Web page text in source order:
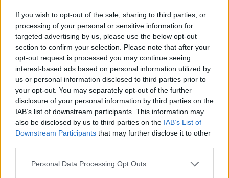
If you wish to opt-out of the sale, sharing to third parties, or
processing of your personal or sensitive information for
targeted advertising by us, please use the below opt-out
section to confirm your selection. Please note that after your
opt-out request is processed you may continue seeing
interest-based ads based on personal information utilized by
us or personal information disclosed to third parties prior to
your opt-out. You may separately opt-out of the further
disclosure of your personal information by third parties on the
IAB’s list of downstream participants. This information may
also be disclosed by us to third parties on the IAB’s List of
Downstream Participants that may further disclose it to other
Personal Data Processing Opt Outs
Komentáře
TAGY Dopravní hřiště odložení počasí Příbram
šalmaj
zrušení